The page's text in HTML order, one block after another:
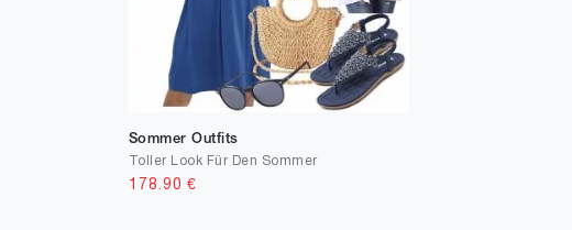
Sommer Outfits
Toller Look Für Den Sommer
178.90 €